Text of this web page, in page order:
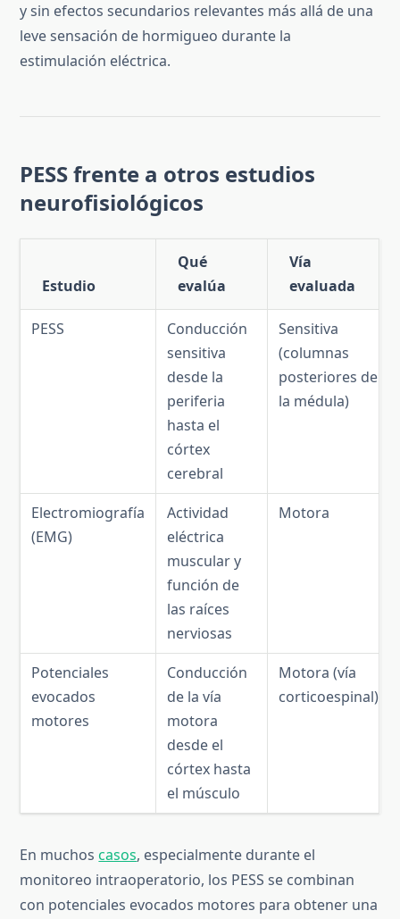
y sin efectos secundarios relevantes más allá de una
leve sensación de hormigueo durante la
estimulación eléctrica.
PESS frente a otros estudios
neurofisiológicos
Estudio
Qué
evalúa
Vía
evaluada
PESS
Conducción
sensitiva
desde la
periferia
hasta el
córtex
cerebral
Sensitiva
(columnas
posteriores de
la médula)
Electromiografía
(EMG)
Actividad
eléctrica
muscular y
función de
las raíces
nerviosas
Motora
Potenciales
evocados
motores
Conducción
de la vía
motora
desde el
córtex hasta
el músculo
Motora (vía
corticoespinal)
En muchoscasos, especialmente durante el
monitoreo intraoperatorio, los PESS se combinan
con potenciales evocados motores para obtener una